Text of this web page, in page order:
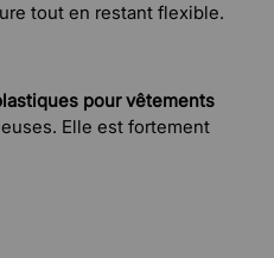
tout en restant flexible.
pour vêtements
Elle est fortement